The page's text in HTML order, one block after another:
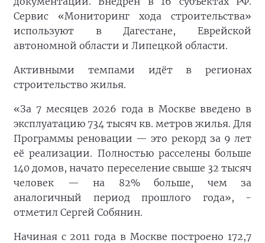
Сервис «Мониторинг хода строительства»
используют в Дагестане, Еврейской
автономной области и Липецкой области.
Активными темпами идёт в регионах
строительство жилья.
«За 7 месяцев 2026 года в Москве введено в
эксплуатацию 734 тысяч кв. метров жилья. Для
Программы реновации — это рекорд за 9 лет
её реализации. Полностью расселены больше
140 домов, начато переселение свыше 32 тысяч
человек — на 82% больше, чем за
аналогичный период прошлого года», -
отметил Сергей Собянин.
Начиная с 2011 года в Москве построено 172,7